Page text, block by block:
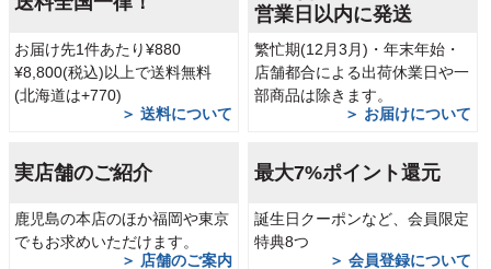
お届け先1件あたり¥880
¥8,800(税込)以上で送料無料
(北海道は+770)
＞ 送料について
営業日以内に発送
繁忙期(12月3月)・年末年始・
店舗都合による出荷休業日や一
部商品は除きます。
＞ お届けについて
実店舗のご紹介
鹿児島の本店のほか福岡や東京
でもお求めいただけます。
＞ 店舗のご案内
最大7%ポイント還元
誕生日クーポンなど、会員限定
特典8つ
＞ 会員登録について